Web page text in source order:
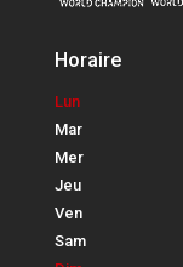
Horaire
Lun
Mar
Mer
Jeu
Ven
Sam